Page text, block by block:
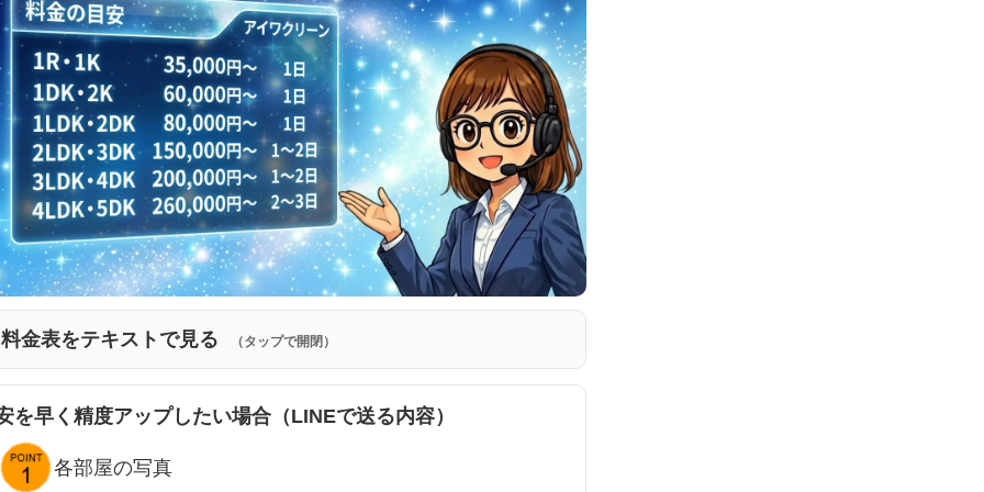
金表をテキストで見る （タップで開閉）
を早く精度アップしたい場合（LINEで送る内容）
各部屋の写真